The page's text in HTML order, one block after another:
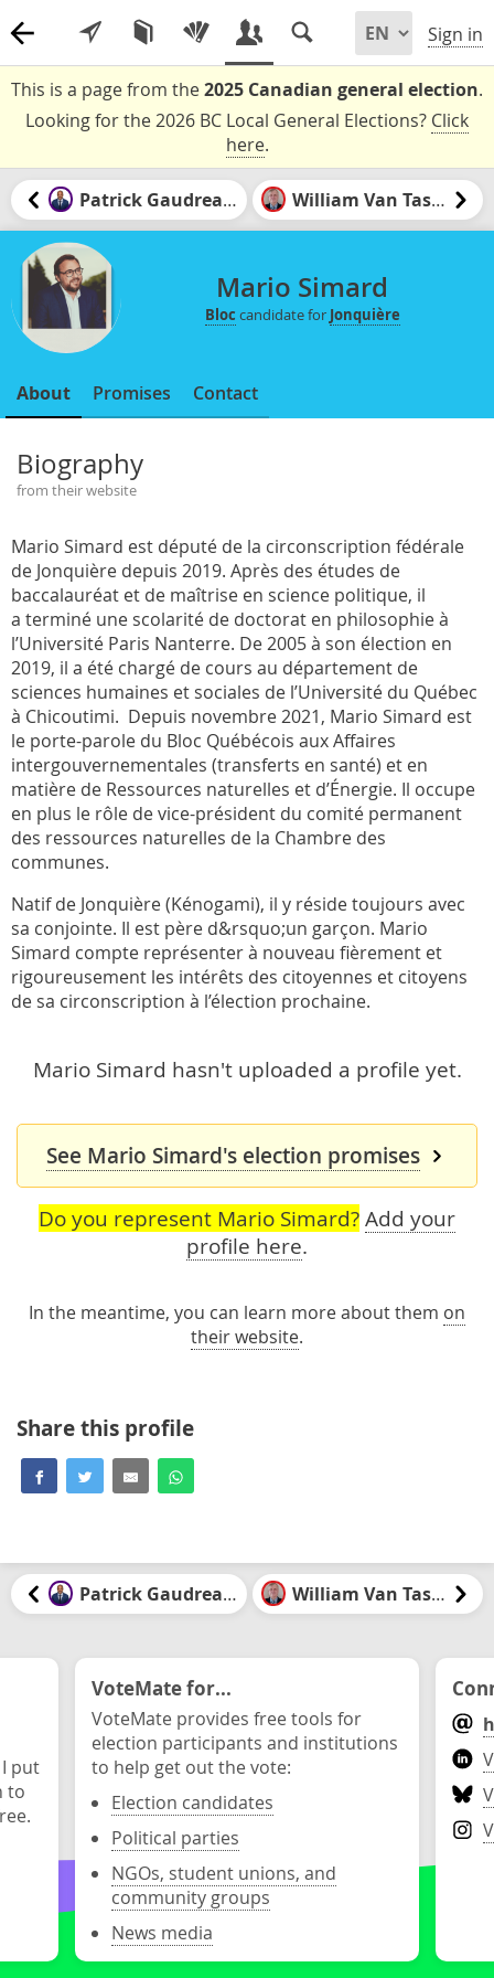
Sign in
This is a page from the2025 Canadian general election.
Looking for the 2026 BC Local General Elections? Click
here.
Patrick Gaudreault William Van Tassel
Mario Simard
Bloc candidate for Jonquière
About Promises Contact
Biography
from their website
Mario Simard est député de la circonscription fédérale
de Jonquière depuis 2019. Après des études de
baccalauréat et de maîtrise en science politique, il
a terminé une scolarité de doctorat en philosophie à
l’Université Paris Nanterre. De 2005 à son élection en
2019, il a été chargé de cours au département de
sciences humaines et sociales de l’Université du Québec
à Chicoutimi. Depuis novembre 2021, Mario Simard est
le porte-parole du Bloc Québécois aux Affaires
intergouvernementales (transferts en santé) et en
matière de Ressources naturelles et d’Énergie. Il occupe
en plus le rôle de vice-président du comité permanent
des ressources naturelles de la Chambre des
communes.
Natif de Jonquière (Kénogami), il y réside toujours avec
sa conjointe. Il est père d&rsquo;un garçon. Mario
Simard compte représenter à nouveau fièrement et
rigoureusement les intérêts des citoyennes et citoyens
de sa circonscription à l’élection prochaine.
Mario Simard hasn't uploaded a profile yet.
See Mario Simard's election promises
Do you represent Mario Simard? Add your
profile here.
In the meantime, you can learn more about them on
their website.
Share this profile
Patrick Gaudreault William Van Tassel
put
to
VoteMate for...
VoteMate provides free tools for
election participants and institutions
to help get out the vote:
Election candidates
Political parties
NGOs, student unions, and
community groups
News media